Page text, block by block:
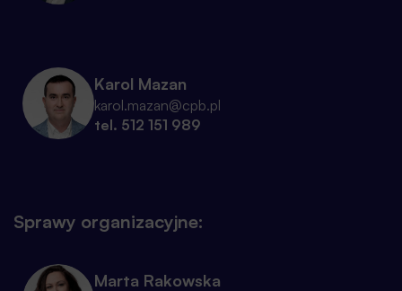
Karol Mazan
karol.mazan@cpb.pl
tel. 512 151 989
Sprawy organizacyjne:
Marta Rakowska